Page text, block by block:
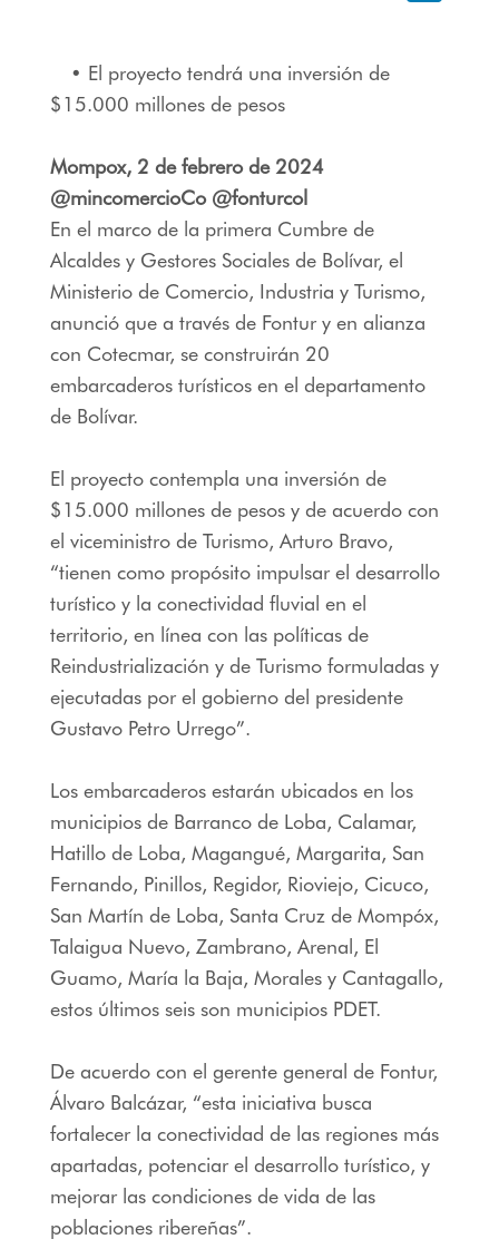
• El proyecto tendrá una inversión de
$15.000 millones de pesos
Mompox, 2 de febrero de 2024
@mincomercioCo @fonturcol
En el marco de la primera Cumbre de
Alcaldes y Gestores Sociales de Bolívar, el
Ministerio de Comercio, Industria y Turismo,
anunció que a través de Fontur y en alianza
con Cotecmar, se construirán 20
embarcaderos turísticos en el departamento
de Bolívar.
El proyecto contempla una inversión de
$15.000 millones de pesos y de acuerdo con
el viceministro de Turismo, Arturo Bravo,
“tienen como propósito impulsar el desarrollo
turístico y la conectividad fluvial en el
territorio, en línea con las políticas de
Reindustrialización y de Turismo formuladas y
ejecutadas por el gobierno del presidente
Gustavo Petro Urrego”.
Los embarcaderos estarán ubicados en los
municipios de Barranco de Loba, Calamar,
Hatillo de Loba, Magangué, Margarita, San
Fernando, Pinillos, Regidor, Rioviejo, Cicuco,
San Martín de Loba, Santa Cruz de Mompóx,
Talaigua Nuevo, Zambrano, Arenal, El
Guamo, María la Baja, Morales y Cantagallo,
estos últimos seis son municipios PDET.
De acuerdo con el gerente general de Fontur,
Álvaro Balcázar, “esta iniciativa busca
fortalecer la conectividad de las regiones más
apartadas, potenciar el desarrollo turístico, y
mejorar las condiciones de vida de las
poblaciones ribereñas”.